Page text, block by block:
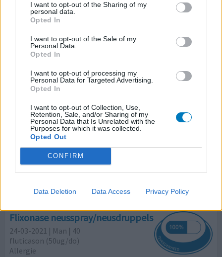
I want to opt-out of the Sharing of my
personal data.
Opted In
I want to opt-out of the Sale of my
Personal Data.
Opted In
I want to opt-out of processing my
Personal Data for Targeted Advertising.
Opted In
I want to opt-out of Collection, Use,
Retention, Sale, and/or Sharing of my
Personal Data that Is Unrelated with the
Purposes for which it was collected.
Opted Out
CONFIRM
Data Deletion Data Access Privacy Policy
01-09-2021 | Man | 62
fluticason (1mg/ml)
Niet in de lijst
Effectiviteit
Hoeveelheid bijwerkingen
Na 1 jaar Fluticason genomen te hebben wat in het begin
prima werkt was na verloop van de tijd het middel erger
neuspoliepen die ontstaan door chronische Rhinitus . In
het begin werkt het uitstekend, maar na 1 jaar elke dag
gebruikt werd het middel erger dan de kwaal . Had
constante opzwelling van neusslijmvliezen en[lees
Flixonase neusspray/neusdruppels
24-03-2021 | Man | 40
fluticason (50ug/do)
Allergie